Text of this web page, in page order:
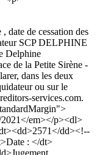
date de cessation des
SCP DELPHINE
Delphine
de la Petite Sirène -
dans les deux
ou sur le
services.com.
em></p><dl>
dd><!--
: </dt>